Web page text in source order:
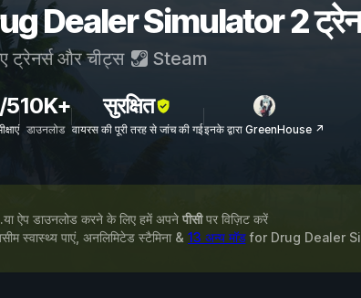
Dealer Simulator 2
ट्रेनर्स और चीट्स Steam
510K+
डाउनलोड
सुरक्षित
वायरस की पूरी तरह से जांच की गईइनके द्वारा GreenHouse ↗
ऐप डाउनलोड करने के लिए हमें अपने पीसीपर विज़िट करें
स्वास्थ्य पाएं, अनलिमिटेड स्टैमिना & 13 अन्य मॉडfor Drug Dealer